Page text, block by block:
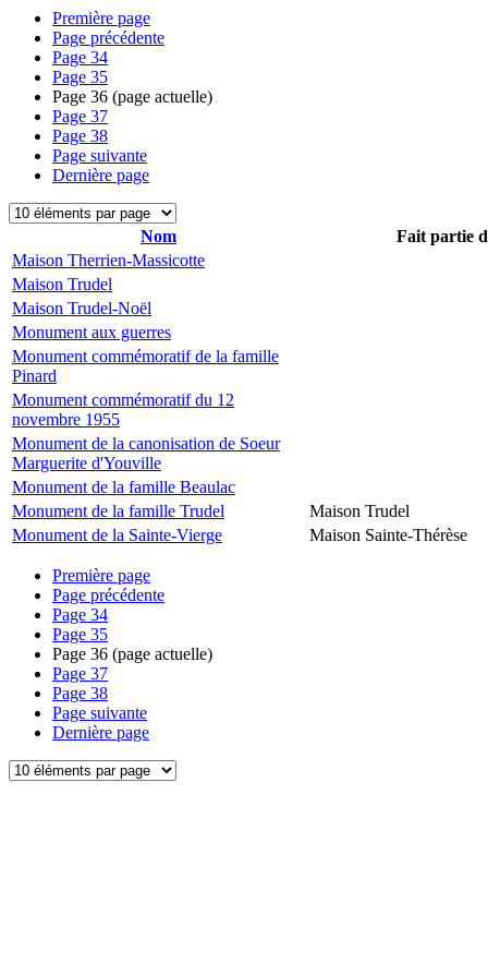
Première page
Page précédente
Page 34
Page 35
Page 36 (page actuelle)
Page 37
Page 38
Page suivante
Dernière page
Nom
Fait partie
Maison Therrien-Massicotte
Maison Trudel
Maison Trudel-Noël
Monument aux guerres
Monument commémoratif de la famille
Pinard
Monument commémoratif du 12
novembre 1955
Monument de la canonisation de Soeur
Marguerite d'Youville
Monument de la famille Beaulac
Monument de la famille Trudel
Maison Trudel
Monument de la Sainte-Vierge
Maison Sainte-Thérèse
Première page
Page précédente
Page 34
Page 35
Page 36 (page actuelle)
Page 37
Page 38
Page suivante
Dernière page